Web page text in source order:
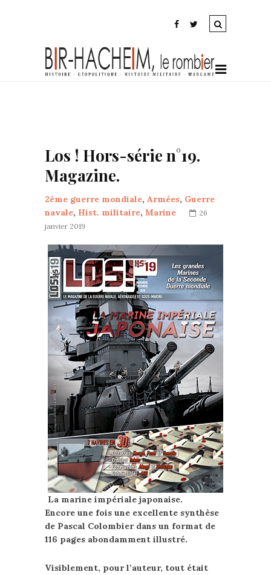
Los ! Hors-série n°19.
Magazine.
2ème guerre mondiale, Armées, Guerre
navale, Hist. militaire, Marine
26
janvier 2019
La marine impériale japonaise.
Encore une fois une excellente synthèse
de Pascal Colombier dans un format de
116 pages abondamment illustré.
Visiblement, pour l’auteur, tout était